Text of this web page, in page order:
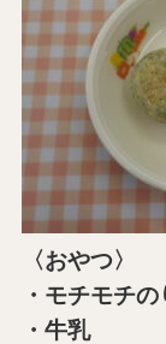
〈おやつ〉
・モチモチ
・牛乳